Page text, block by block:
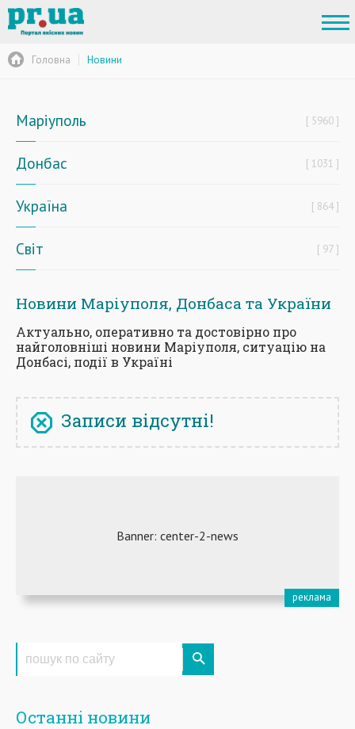
Головна Новини
Маріуполь 5960
Донбас 1031
Україна 864
Світ 97
Новини Маріуполя, Донбаса та України
Актуально, оперативно та достовірно про
найголовніші новини Маріуполя, ситуацію на
Донбасі, події в Україні
Записи відсутні!
Останні новини